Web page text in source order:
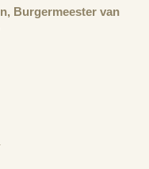
Burgermeester van